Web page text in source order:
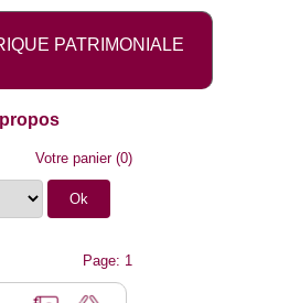
PATRIMONIALE
Votre panier(0)
Page: 1